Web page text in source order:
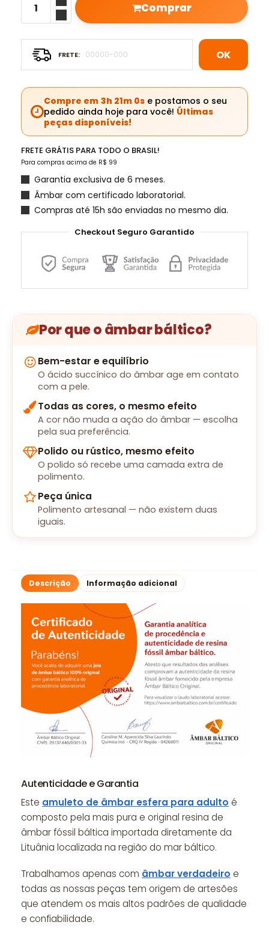
Comprar
OK
Compre em 3h 20m 59se postamos o seu
pedido ainda hoje para você! Últimas
peças disponíveis!
FRETE GRÁTIS PARA TODO O BRASIL!
Para compras acima de R$ 99
Garantia exclusiva de 6 meses.
Âmbar com certificado laboratorial.
Compras até 15h são enviadas no mesmo dia.
Checkout Seguro Garantido
Por que o âmbar báltico?
Bem-estar e equilíbrio
O ácido succínico do âmbar age em contato
com a pele.
Todas as cores, o mesmo efeito
A cor não muda a ação do âmbar — escolha
pela sua preferência.
Polido ou rústico, mesmo efeito
O polido só recebe uma camada extra de
polimento.
Peça única
Polimento artesanal — não existem duas
iguais.
Descrição Informação adicional
Autenticidade e Garantia
Este amuleto de âmbar esfera para adulto é
composto pela mais pura e original resina de
âmbar fóssil báltica importada diretamente da
Lituânia localizada na região do mar báltico.
Trabalhamos apenas com âmbar verdadeiro e
todas as nossas peças tem origem de artesões
que atendem os mais altos padrões de qualidade
e confiabilidade.